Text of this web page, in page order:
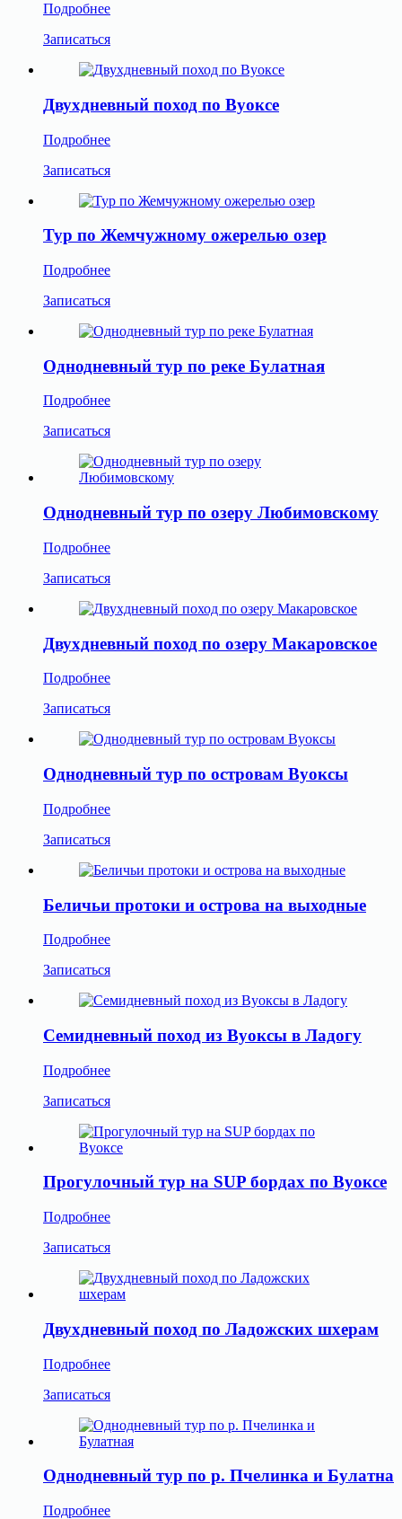
Подробнее
Записаться
Двухдневный поход по Вуоксе
Подробнее
Записаться
Тур по Жемчужному ожерелью озер
Подробнее
Записаться
Однодневный тур по реке Булатная
Подробнее
Записаться
Однодневный тур по озеру Любимовскому
Подробнее
Записаться
Двухдневный поход по озеру Макаровское
Подробнее
Записаться
Однодневный тур по островам Вуоксы
Подробнее
Записаться
Беличьи протоки и острова на выходные
Подробнее
Записаться
Семидневный поход из Вуоксы в Ладогу
Подробнее
Записаться
Прогулочный тур на SUP бордах по Вуоксе
Подробнее
Записаться
Двухдневный поход по Ладожских шхерам
Подробнее
Записаться
Однодневный тур по р. Пчелинка и Булатна
Подробнее